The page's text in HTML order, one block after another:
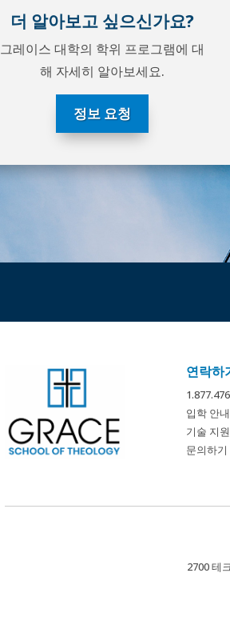
더 알아보고 싶으신가요?
그레이스 대학의 학위 프로그램에 대
해 자세히 알아보세요.
정보 요청
연락하
입학 안내
기술 지원
문의하기
2700 테